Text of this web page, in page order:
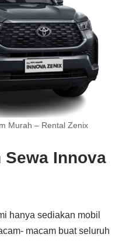
Murah – Rental Zenix
Sewa Innova
hanya sediakan mobil
macam buat seluruh